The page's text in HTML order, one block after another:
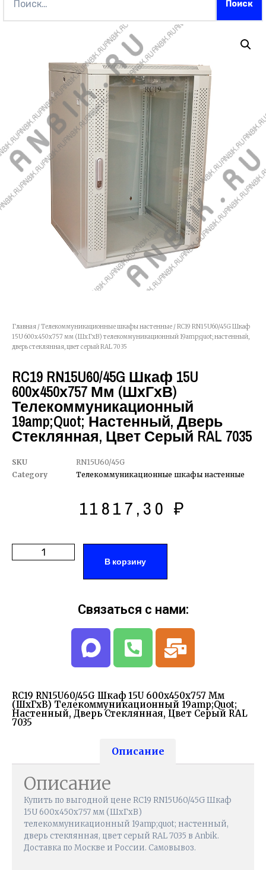
Главная /Телекоммуникационные шкафы настенные / RC19 RN15U60/45G Шкаф
15U 600х450х757 мм (ШхГхВ) телекоммуникационный 19amp;quot; настенный,
дверь стеклянная, цвет серый RAL 7035
RC19 RN15U60/45G Шкаф 15U
600х450х757 Мм (ШхГхВ)
Телекоммуникационный
19amp;quot; Настенный, Дверь
Стеклянная, Цвет Серый RAL 7035
SKU
RN15U60/45G
Category
Телекоммуникационные шкафы настенные
11817,30 ₽
В корзину
RC19 RN15U60/45G Шкаф 15U 600х450х757 Мм
(ШхГхВ) Телекоммуникационный 19amp;quot;
Настенный, Дверь Стеклянная, Цвет Серый RAL
7035
Описание
Описание
Купить по выгодной цене RC19 RN15U60/45G Шкаф
15U 600х450х757 мм (ШхГхВ)
телекоммуникационный 19amp;quot; настенный,
дверь стеклянная, цвет серый RAL 7035 в Anbik.
Доставка по Москве и России. Самовывоз.
Связаться с нами: